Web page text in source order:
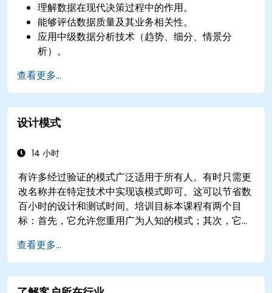
理解数据在现代决策过程中的作用。
能够评估数据质量及其业务相关性。
应用中级数据分析技术（趋势、细分、情景分
析）。
制定精确的、基于证据的见解和建议。
有效地向决策者传达复杂的分析结果。
查看更多...
设计模式
14 小时
有许多经过验证的模式广泛适用于所有人。有时只需更
改名称并在特定技术中实现该模式即可。这可以节省数
百小时的设计和测试时间。培训目标本课程有两个目
标：首先，它允许您重用广为人知的模式；其次，它允
式如何降低成本，系统化设计过程，并基于您的模式生
成代码框架。受众软件设计师、业务分析师、项目经
理、程序员和开发人员，以及运营经理和软件部门经
查看更多...